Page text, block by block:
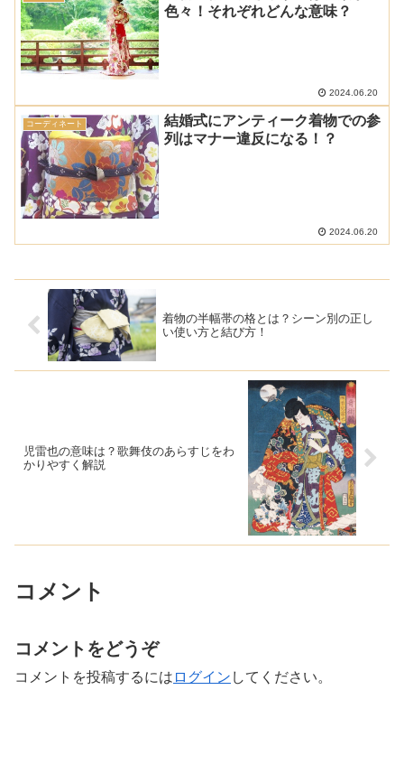
色々！それぞれどんな意味？
2024.06.20
コーディネート
結婚式にアンティーク着物での参
列はマナー違反になる！？
2024.06.20
着物の半幅帯の格とは？シーン別の正し
い使い方と結び方！
児雷也の意味は？歌舞伎のあらすじをわ
かりやすく解説
コメント
コメントをどうぞ
コメントを投稿するには ログイン してください。